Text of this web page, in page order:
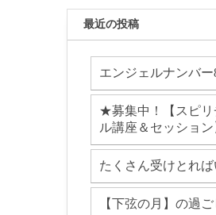
最近の投稿
エンジェルナンバ
★募集中！【スピリ
ル講座＆セッション
たくさん受けとれ
【下弦の月】の過